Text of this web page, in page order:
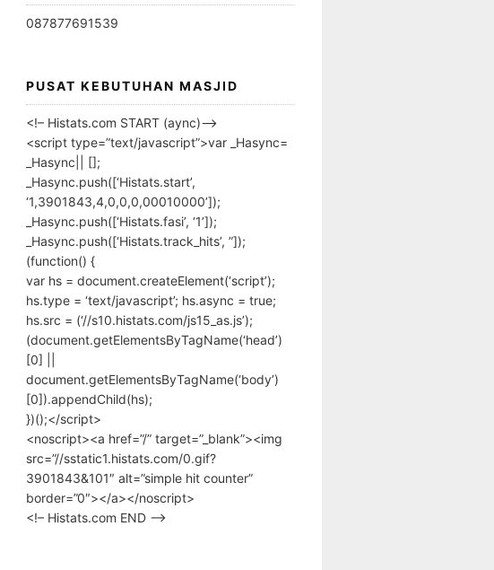
087877691539
PUSAT KEBUTUHAN MASJID
<!– Histats.com START (aync)–>
<script type=”text/javascript”>var _Hasync=
_Hasync|| [];
_Hasync.push([‘Histats.start’,
‘1,3901843,4,0,0,0,00010000’]);
_Hasync.push([‘Histats.fasi’, ‘1’]);
_Hasync.push([‘Histats.track_hits’, ”]);
(function() {
var hs = document.createElement(‘script’);
hs.type = ‘text/javascript’; hs.async = true;
hs.src = (‘//s10.histats.com/js15_as.js’);
(document.getElementsByTagName(‘head’)
[0] ||
document.getElementsByTagName(‘body’)
[0]).appendChild(hs);
})();</script>
<noscript><a href=”/” target=”_blank”><img
src=”//sstatic1.histats.com/0.gif?
3901843&101″ alt=”simple hit counter”
border=”0″></a></noscript>
<!– Histats.com END –>